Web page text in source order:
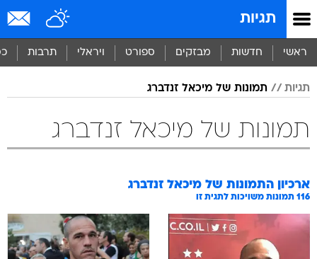
תגיות
ראשי חדשות מבזקים ספורט ויראלי תרבות
תגיות תמונות של מיכאל זנדברג
תמונות של מיכאל זנדברג
ארכיון התמונות של מיכאל זנדברג
116 תמונות משויכות לתגית זו